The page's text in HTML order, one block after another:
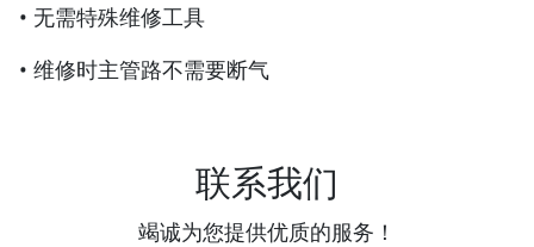
• 无需特殊维修工具
• 维修时主管路不需要断气
联系我们
竭诚为您提供优质的服务！